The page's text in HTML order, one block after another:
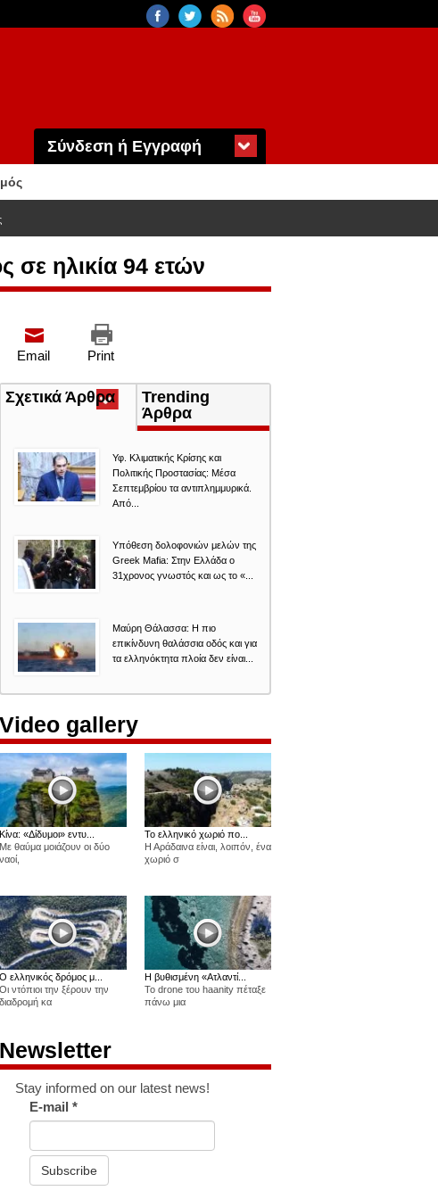
Σύνδεση ή Εγγραφή
ηλικία 94 ετών
Print
Email
Σχετικά Άρθρα (ενεργή
καρτέλα)
Trending
Άρθρα
Υφ. Κλιματικής Κρίσης και
Πολιτικής Προστασίας: Μέσα
Σεπτεμβρίου τα αντιπλημμυρικά.
Από...
Υπόθεση δολοφονιών μελών της
Greek Mafia: Στην Ελλάδα ο
31χρονος γνωστός και ως το «...
Μαύρη Θάλασσα: Η πιο
επικίνδυνη θαλάσσια οδός και για
τα ελληνόκτητα πλοία δεν είναι...
Video gallery
Κίνα: «Δίδυμοι» εντυ...
Με θαύμα μοιάζουν οι δύο
ναοί,
Το ελληνικό χωριό πο...
Η Αράδαινα είναι, λοιπόν, ένα
χωριό σ
Ο ελληνικός δρόμος μ...
Οι ντόπιοι την ξέρουν την
διαδρομή κα
Η βυθισμένη «Ατλαντί...
Το drone του haanity πέταξε
πάνω μια
Newsletter
Stay informed on our latest news!
E-mail*
Subscribe